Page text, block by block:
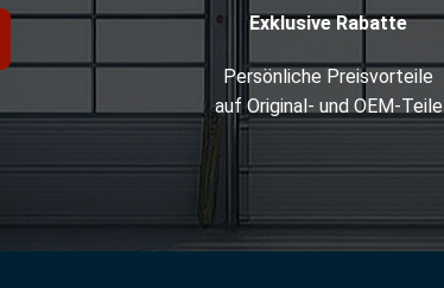
Exklusive Rabatte
Persönliche Preisvorteile
auf Original- und OEM-Teile